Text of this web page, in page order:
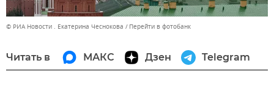
© РИА Новости . Екатерина Чеснокова Перейти в фотобанк
Читать в МАКС Дзен Telegram